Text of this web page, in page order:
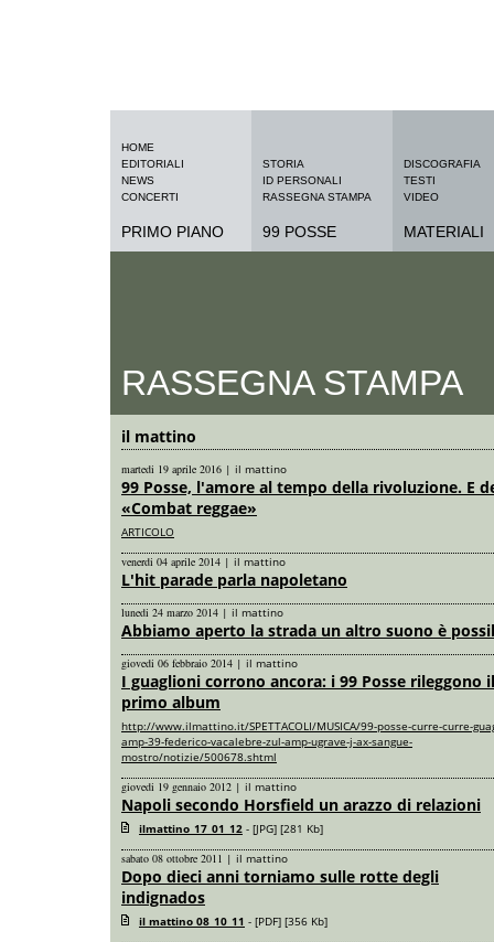
HOME
EDITORIALI
NEWS
CONCERTI
PRIMO PIANO
STORIA
ID PERSONALI
RASSEGNA STAMPA
99 POSSE
DISCOGRAFIA
TESTI
VIDEO
MATERIALI
RASSEGNA STAMPA
il mattino
martedi 19 aprile 2016 | il mattino
99 Posse, l'amore al tempo della rivoluzione. E
«Combat reggae»
ARTICOLO
venerdi 04 aprile 2014 | il mattino
L'hit parade parla napoletano
lunedi 24 marzo 2014 | il mattino
Abbiamo aperto la strada un altro suono è
giovedi 06 febbraio 2014 | il mattino
I guaglioni corrono ancora: i 99 Posse rileggono il
primo album
http://www.ilmattino.it/SPETTACOLI/MUSICA/99-posse-curre-curre-
amp-39-federico-vacalebre-zul-amp-ugrave-j-ax-sangue-
mostro/notizie/500678.shtml
giovedi 19 gennaio 2012 | il mattino
Napoli secondo Horsfield un arazzo di relazioni
ilmattino_17_01_12 - [JPG] [281 Kb]
sabato 08 ottobre 2011 | il mattino
Dopo dieci anni torniamo sulle rotte degli
indignados
il mattino 08_10_11 - [PDF] [356 Kb]